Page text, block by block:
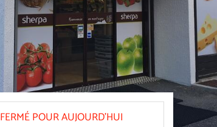
FERMÉ POUR AUJOURD'HUI